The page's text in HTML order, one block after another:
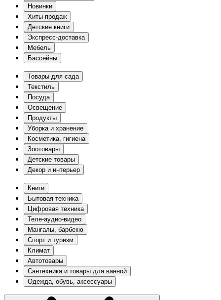
Новинки
Хиты продаж
Детские книги
Экспресс-доставка
Мебель
Бассейны
Товары для сада
Текстиль
Посуда
Освещение
Продукты
Уборка и хранение
Косметика, гигиена
Зоотовары
Детские товары
Декор и интерьер
Книги
Бытовая техника
Цифровая техника
Теле-аудио-видео
Мангалы, барбекю
Спорт и туризм
Климат
Автотовары
Сантехника и товары для ванной
Одежда, обувь, аксессуары